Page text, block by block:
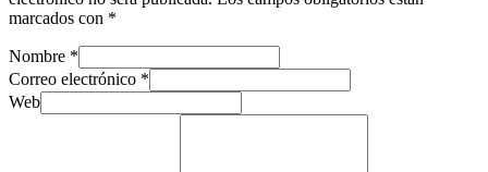
marcados con *
Nombre *
Correo electrónico *
Web